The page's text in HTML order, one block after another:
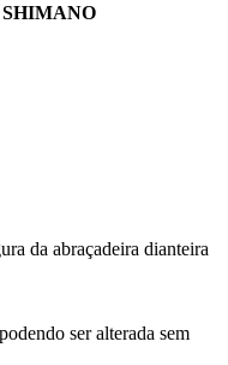
SHIMANO
da abraçadeira dianteira
ser alterada sem